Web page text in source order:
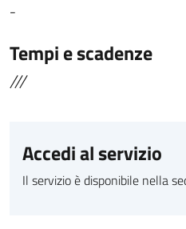
-
Tempi e scadenze
///
Accedi al servizio
Il servizio è disponibile nella